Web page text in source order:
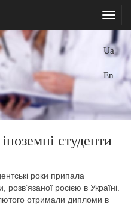
Ua
En
студенти
роки припала
розвʼязаної росією в Україні.
отримали дипломи в